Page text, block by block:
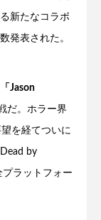
新たなコラボ
発表された。
「Jason
だ。ホラー界
を経てついに
by
ラットフォー